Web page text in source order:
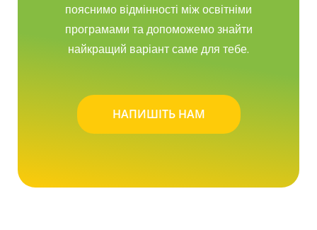
пояснимо відмінності між освітніми
програмами та допоможемо знайти
найкращий варіант саме для тебе.
НАПИШІТЬ НАМ